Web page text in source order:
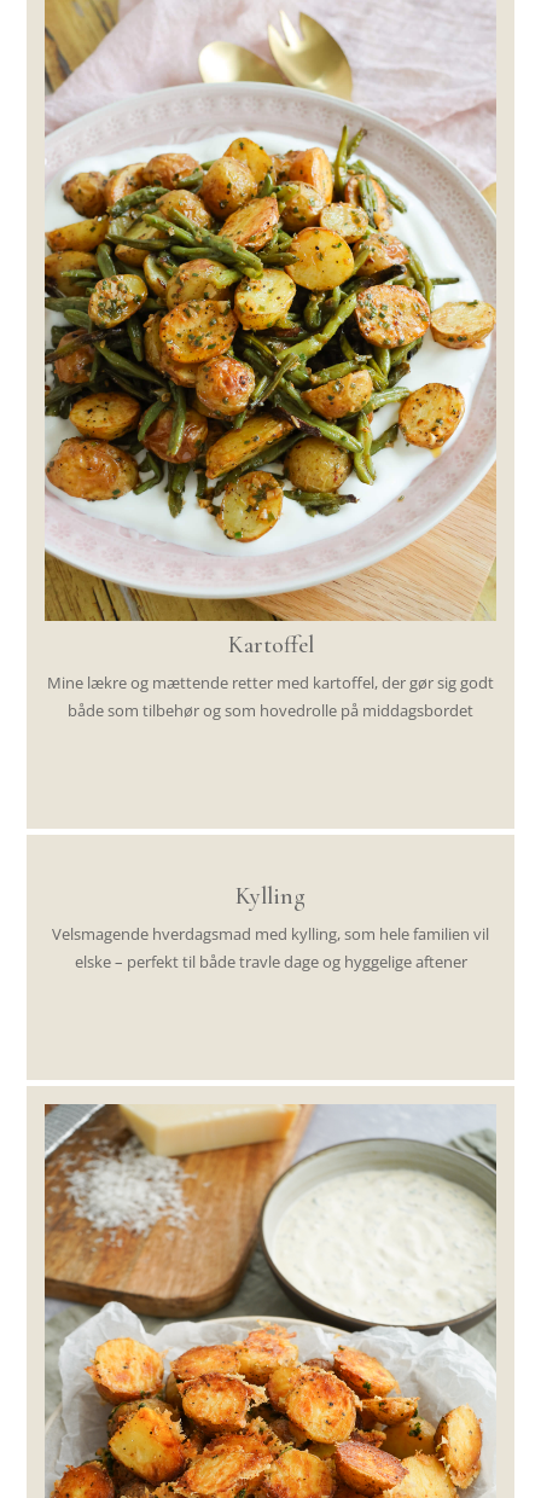
Kartoffel
Mine lækre og mættende retter med kartoffel, der gør sig godt
både som tilbehør og som hovedrolle på middagsbordet
Kylling
Velsmagende hverdagsmad med kylling, som hele familien vil
elske – perfekt til både travle dage og hyggelige aftener